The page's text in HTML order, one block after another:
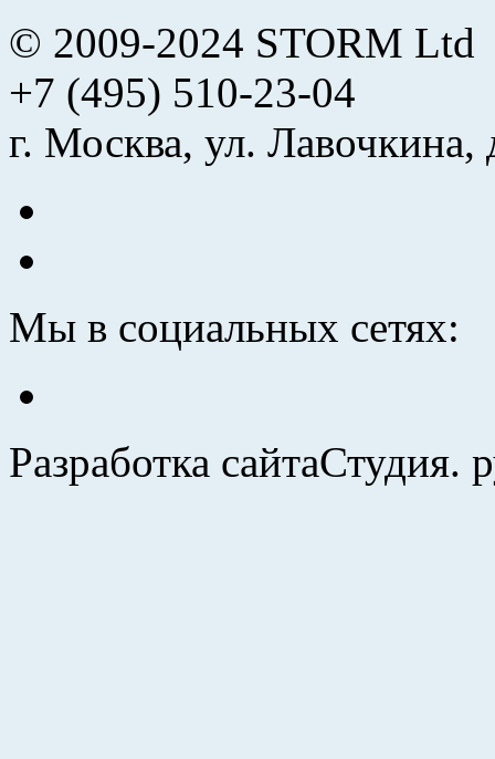
© 2009-2024 STORM Ltd
+7 (495) 510-23-04
г. Москва, ул.
Мы в социальных сетях:
Разработка сайтаСтудия.